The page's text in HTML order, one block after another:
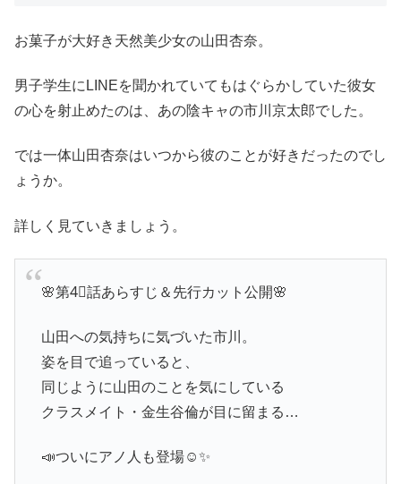
お菓子が大好き天然美少女の山田杏奈。
男子学生にLINEを聞かれていてもはぐらかしていた彼女
の心を射止めたのは、あの陰キャの市川京太郎でした。
では一体山田杏奈はいつから彼のことが好きだったのでし
ょうか。
詳しく見ていきましょう。
🌸第4⃣話あらすじ＆先行カット公開🌸
山田への気持ちに気づいた市川。
姿を目で追っていると、
同じように山田のことを気にしている
クラスメイト・金生谷倫が目に留まる…
📣ついにアノ人も登場☺️✨